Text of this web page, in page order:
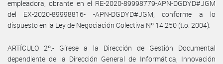
empleadora, obrante en el RE-2020-89998779-APN-DGDYD#JGM
del EX-2020-89998816- -APN-DGDYD#JGM, conforme a lo
dispuesto en la Ley de Negociación Colectiva Nº 14.250 (t.o. 2004).
ARTÍCULO 2º.- Gírese a la Dirección de Gestión Documental
dependiente de la Dirección General de Informática, Innovación